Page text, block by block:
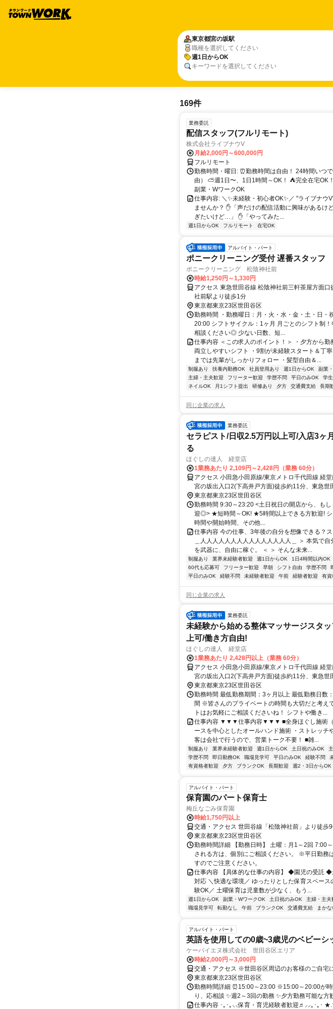
東京都宮の坂駅
職種を選択してください
週1日からOK
キーワードを選択してください
169件
業務委託
配信スタッフ(フルリモート)
株式会社ライブナウV
月給2,000円～600,000円
フルリモート
勤務時間・曜日: ⏰勤務時間は自由！ 24時間いつ
由） ⛅週1日〜、1日1時間～OK！ ⛺完全在宅OK
副業・WワークOK
仕事内容: ＼✨未経験・初心者OK✨／ "ライブナウ
ませんか？ ✋「声だけの配信活動に興味があるけ
ぎたいけど…」 ✋「やってみた...
週1日からOK フルリモート 在宅OK
アルバイト・パート
ポニークリーニング受付 遅番スタッフ
ポニークリーニング 松陰神社前
時給1,250円～1,330円
アクセス 東急世田谷線 松陰神社前三軒茶屋方面
社前駅より徒歩1分
東京都東京23区世田谷区
勤務時間 ・勤務曜日：月・火・水・金・土・日・
20:00 シフトサイクル：1ヶ月 月ごとのシフト制
相談ください◎ 少ない日数、短...
仕事内容 ＜この求人のポイント！＞ ・夕方から勤
両立しやすいシフト ・9割が未経験スタート＆丁
までは先輩がしっかりフォロー ・髪型自由＆...
制服あり 扶養内勤務OK 社員登用あり 週1日からOK 副業
主婦・主夫歓迎
フリーター歓迎 学歴不問 平日のみOK 学
ネイルOK
月1シフト提出 研修あり 夕方 交通費支給 長期
同じ企業の求人
業務委託
セラピスト/日収2.5万円以上可/入店3ヶ
る
ほぐしの達人 経堂店
1業務あたり 2,109円～2,428円（業務 60分）
アクセス 小田急小田原線/東京メトロ千代田線 経
宮の坂出入口2(下高井戸方面)徒歩約11分、東急世
徒歩約13分 経堂駅徒歩2分
東京都東京23区世田谷区
勤務時間 9:30～23:20 <土日祝日の開店から、も
迎◎> ★短時間～OK! ★5時間以上できる方歓迎!
時間や開始時間、その他...
仕事内容 今の仕事、3年後の自分を想像できる？
＿人人人人人人人人人人人人人人人＿ ＞ 本気で
を武器に、自由に稼ぐ。 ＜ ＞ そんな未来...
制服あり 業界未経験者歓迎 週1日からOK 1日4時間以内OK
60代も応募可
フリーター歓迎 早朝 シフト自由 学歴不問
平日のみOK
経験不問 未経験者歓迎 午前 経験者歓迎 有資
同じ企業の求人
業務委託
未経験から始める整体マッサージスタ
上可/働き方自由!
ほぐしの達人 経堂店
1業務あたり 2,428円以上（業務 60分）
アクセス 小田急小田原線/東京メトロ千代田線 経
宮の坂出入口2(下高井戸方面)徒歩約11分、東急世
徒歩約13分 経堂駅徒歩2分
東京都東京23区世田谷区
勤務時間 最低勤務期間：3ヶ月以上 最低勤務日数
間 ※皆さんのプライベートの時間も大切だと考え
トはお気軽にご相談くださいね！ シフトや働き...
仕事内容 ▼▼▼仕事内容▼▼▼ ■全身ほぐし施術（
ースを中心としたオールハンド施術 ・ストレッチ
客は会社で行うので、営業トーク不要！ ■雑...
制服あり 業界未経験者歓迎 週1日からOK 土日祝のみOK
学歴不問
即日勤務OK 職場見学可 平日のみOK 経験不問
有資格者歓迎
夕方 ブランクOK 長期歓迎 週2・3日からOK
アルバイト・パート
保育園のパート保育士
梅丘なごみ保育園
時給1,750円以上
交通・アクセス 世田谷線「松陰神社前」より徒歩
東京都東京23区世田谷区
勤務時間詳細 【勤務日時】 土曜：月1～2回 7:00
される方は、個別にご相談ください。 ※平日勤務
すのでご注意ください。
仕事内容 【具体的な仕事の内容】 ◆園児の受託
対応 ＼快適な環境／ ゆったりとした保育スペー
験OK／ 土曜保育は児童数が少なく、もう...
週1日からOK 副業・WワークOK 土日祝のみOK 主婦・主夫
職場見学可
転勤なし 午前 ブランクOK 交通費支給 まかな
アルバイト・パート
英語を使用しての0歳~3歳児のベビーシ
ケーバイエヌ株式会社 世田谷区エリア
時給2,000円～3,000円
交通・アクセス ※世田谷区周辺のお客様のご自宅
東京都東京23区世田谷区
勤務時間詳細 ⏰15:00～23:00 ※15:00～20:00が時
り、応相談 ✨週2～3回の勤務 ✨夕方勤務可能な方
仕事内容 ･｡･｡⸜⸜保育・育児経験者歓迎